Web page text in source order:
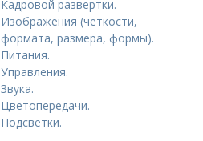
Кадровой развертки.
Изображения (четкости,
формата, размера, формы).
Питания.
Управления.
Звука.
Цветопередачи.
Подсветки.